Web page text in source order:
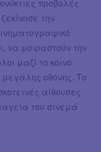
προβολές
την
να μοιραστούν την
μαζί το κοινό
οθόνης. Το
αίθουσες
του σινεμά